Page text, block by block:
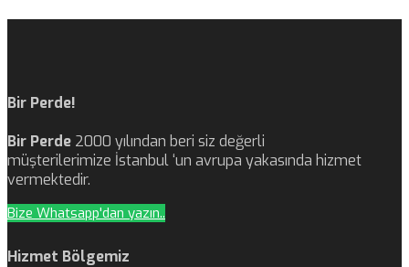
Bir Perde!
Bir Perde 2000 yılından beri siz değerli
müşterilerimize İstanbul ‘un avrupa yakasında hizmet
vermektedir.
Bize Whatsapp'dan yazın..
Hizmet Bölgemiz